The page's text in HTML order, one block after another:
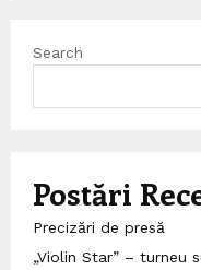
Search
Postări
Precizări de presă
„Violin Star” – turneu